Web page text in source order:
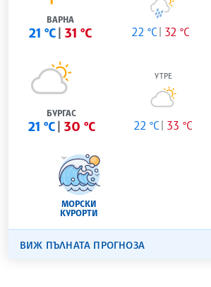
ВАРНА
21 °C 31 °C 22 °C 32 °C
БУРГАС
21 °C 30 °C
УТРЕ
22 °C 33 °C
МОРСКИ
КУРОРТИ
ВИЖ ПЪЛНАТА ПРОГНОЗА